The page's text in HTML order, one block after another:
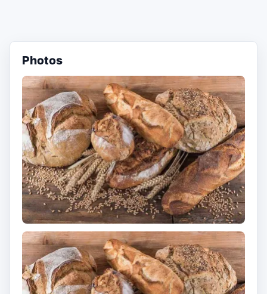
Photos